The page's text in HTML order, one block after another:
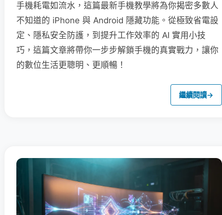
手機耗電如流水，這篇最新手機教學將為你揭密多數人
不知道的 iPhone 與 Android 隱藏功能。從極致省電設
定、隱私安全防護，到提升工作效率的 AI 實用小技
巧，這篇文章將帶你一步步解鎖手機的真實戰力，讓你
的數位生活更聰明、更順暢！
繼續閱讀→